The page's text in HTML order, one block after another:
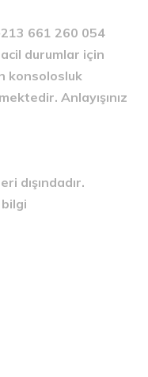
661 260 054
durumlar için
konsolosluk
Anlayışınız
dışındadır.